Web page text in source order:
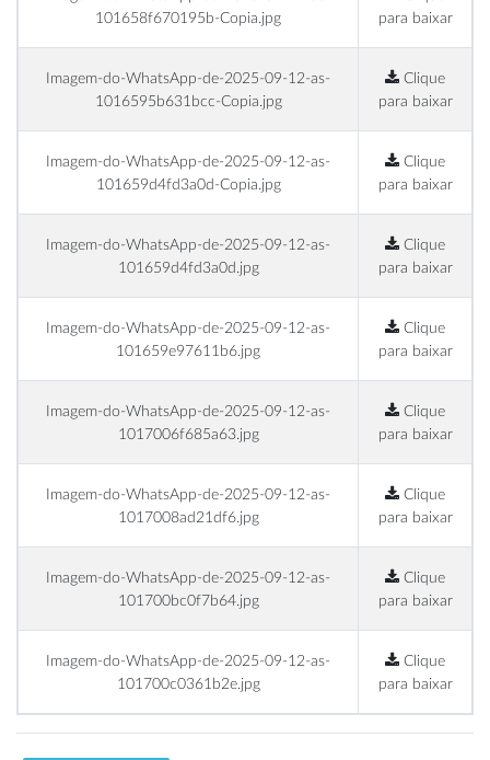
101658f670195b-Copia.jpg
para baixar
Imagem-do-WhatsApp-de-2025-09-12-as-
1016595b631bcc-Copia.jpg
Clique
para baixar
Imagem-do-WhatsApp-de-2025-09-12-as-
101659d4fd3a0d-Copia.jpg
Clique
para baixar
Imagem-do-WhatsApp-de-2025-09-12-as-
101659d4fd3a0d.jpg
Clique
para baixar
Imagem-do-WhatsApp-de-2025-09-12-as-
101659e97611b6.jpg
Clique
para baixar
Imagem-do-WhatsApp-de-2025-09-12-as-
1017006f685a63.jpg
Clique
para baixar
Imagem-do-WhatsApp-de-2025-09-12-as-
1017008ad21df6.jpg
Clique
para baixar
Imagem-do-WhatsApp-de-2025-09-12-as-
101700bc0f7b64.jpg
Clique
para baixar
Imagem-do-WhatsApp-de-2025-09-12-as-
101700c0361b2e.jpg
Clique
para baixar